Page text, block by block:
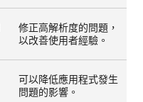
修正高解析度的問題，
以改善使用者經驗。
可以降低應用程式發生
問題的影響。